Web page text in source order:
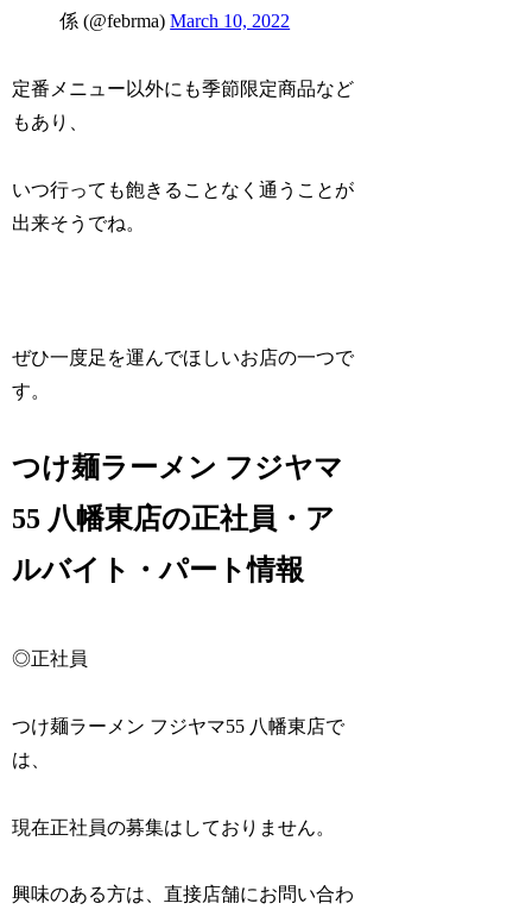
係 (@febrma)March 10, 2022
定番メニュー以外にも季節限定商品など
もあり、
いつ行っても飽きることなく通うことが
出来そうでね。
ぜひ一度足を運んでほしいお店の一つで
す。
つけ麺ラーメン フジヤマ
55 八幡東店の正社員・ア
ルバイト・パート情報
◎正社員
つけ麺ラーメン フジヤマ55 八幡東店で
は、
現在正社員の募集はしておりません。
興味のある方は、直接店舗にお問い合わ